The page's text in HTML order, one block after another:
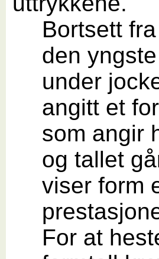
Bortsett
den
under
angitt et
som angir
og tallet
viser form
For at